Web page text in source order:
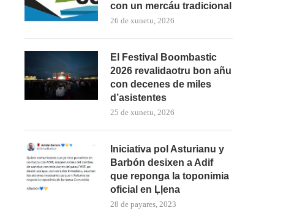
Semando Son amuesa’l nuevu folk
asturiano
El Trasiegu Fest va tener
mercáu con...
con un mercáu tradicional
26 de xunetu, 2026
El Festival Boombastic
2026 revalidaotru bon añu
con decenes de miles
d’asistentes
25 de xunetu, 2026
Iniciativa pol Asturianu y
Barbón desixen a Adif
que reponga la toponimia
oficial en Ḷḷena
28 de payares, 2023